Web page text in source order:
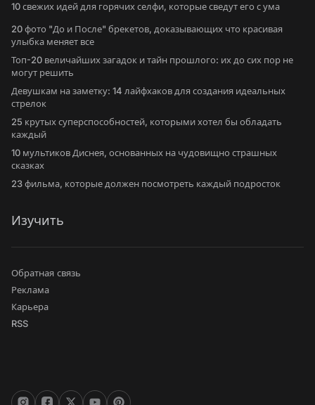
10 свежих идей для горячих селфи, которые сведут его с ума
20 фото "До и После" брекетов, доказывающих что красивая
улыбка меняет все
Топ-20 величайших загадок и тайн прошлого: их до сих пор не
могут решить
Девушкам на заметку: 14 лайфхаков для создания идеальных
стрелок
25 крутых суперспособностей, которыми хотел бы обладать
каждый
10 мультиков Диснея, основанных на чудовищно страшных
сказках
23 фильма, которые должен посмотреть каждый подросток
Изучить
Обратная связь
Реклама
Карьера
RSS